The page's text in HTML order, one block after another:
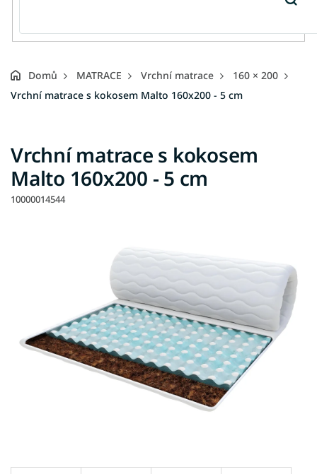
Domů MATRACE Vrchní matrace
160 × 200
Vrchní matrace s kokosem Malto 160x200 - 5 cm
Vrchní matrace s kokosem
Malto 160x200 - 5 cm
10000014544